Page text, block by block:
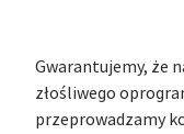
Gwarantujemy, że
złośliwego
przeprowadzamy